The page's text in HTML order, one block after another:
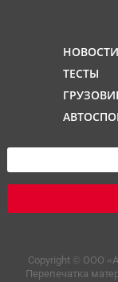
НОВОСТИ
ТЕСТЫ
Copyright © OOO
Перепечатка